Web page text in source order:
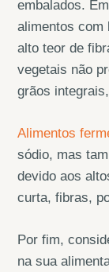
embalados.
alimentos com
alto teor de
vegetais não
grãos
Alimentos
sódio, mas
devido aos
curta, fibras,
Por fim,
na sua